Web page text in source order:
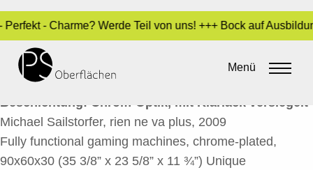
- Charme? Werde Teil von uns! +++ Bock auf
Menü
RIEN NE VA PLUS 2
Sara Dari•1. Juli 2016
Beschichtung: Chrom-Optik, mit Klarlack versiegelt
Michael Sailstorfer, rien ne va plus, 2009
Fully functional gaming machines, chrome-plated,
90x60x30 (35 3/8” x 23 5/8” x 11 ¾”) Unique